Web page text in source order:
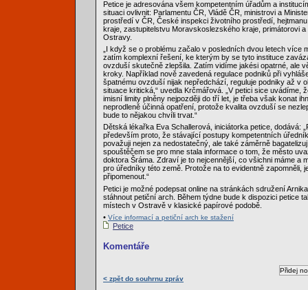
Petice je adresována všem kompetentním úřadům a
situaci ovlivnit: Parlamentu ČR, Vládě ČR, ministrovi a
prostředí v ČR, České inspekci životního prostředí,
kraje, zastupitelstvu Moravskoslezského kraje, primátorovi
Ostravy.
„I když se o problému začalo v posledních dvou letech více
zatím komplexní řešení, ke kterým by se tyto instituce
ovzduší skutečně zlepšila. Zatím vidíme jakési opatrné, ale
kroky. Například nově zavedená regulace podniků při
špatnému ovzduší nijak nepředchází, reguluje podniky až v
situace kritická,“ uvedla Krčmářová. „V petici sice uvádíme,
imisní limity plněny nejpozději do tří let, je třeba však konat
neprodleně účinná opatření, protože kvalita ovzduší se
bude to nějakou chvíli trvat.“
Dětská lékařka Eva Schallerová, iniciátorka petice, dodává:
především proto, že stávající postupy kompetentních
považuji nejen za nedostatečný, ale také záměrně
spouštěčem se pro mne stala informace o tom, že město
doktora Šráma. Zdraví je to nejcennější, co všichni máme a
pro úředníky této země. Protože na to evidentně zapomněli,
připomenout.“
Petici je možné podepsat online na stránkách sdružení
stáhnout petiční arch. Během týdne bude k dispozici petice
místech v Ostravě v klasické papírové podobě.
• Více informací a petiční arch ke stažení
Petice
Komentáře
< zpět do souhrnu zpráv